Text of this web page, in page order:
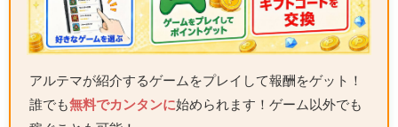
アルテマが紹介するゲームをプレイして報酬をゲット！
誰でも無料でカンタンに始められます！ゲーム以外でも